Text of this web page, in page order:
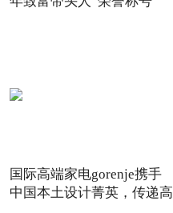
国际高端家电gorenje携手
中国本土设计菁英，传递高